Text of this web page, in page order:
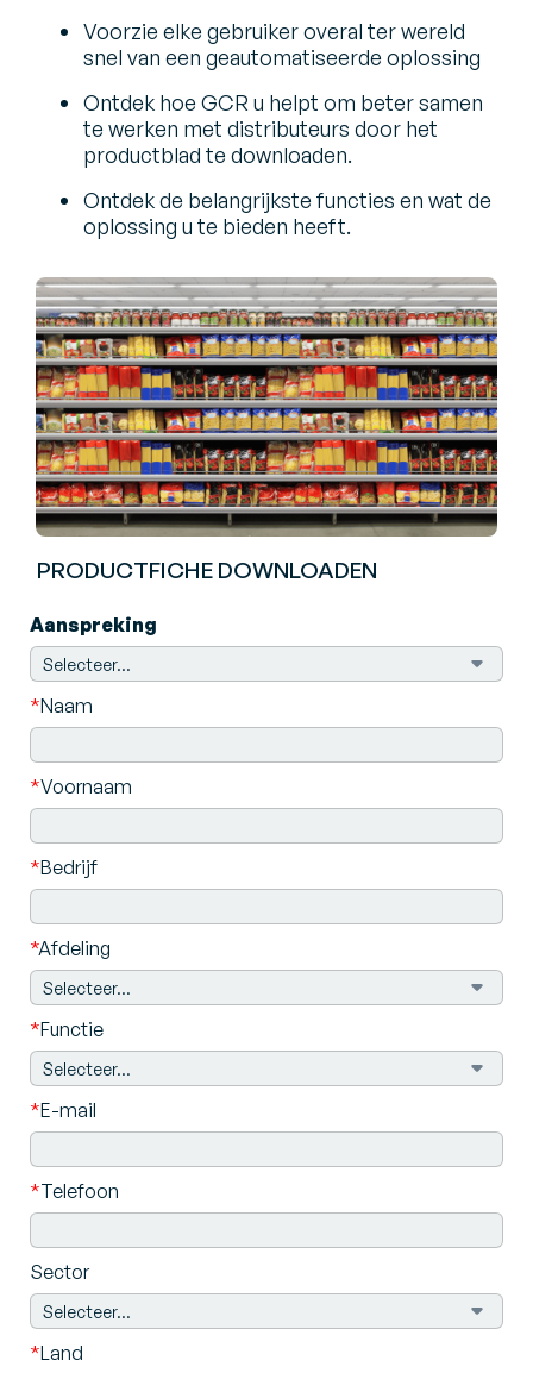
PRODUCTFICHE DOWNLOADEN
Aanspreking
*Naam
*Voornaam
*Bedrijf
*Afdeling
*Functie
*E-mail
*Telefoon
Sector
*Land
Voorzie elke gebruiker overal ter wereld
snel van een geautomatiseerde oplossing
Ontdek hoe GCR u helpt om beter samen
te werken met distributeurs door het
productblad te downloaden.
Ontdek de belangrijkste functies en wat de
oplossing u te bieden heeft.